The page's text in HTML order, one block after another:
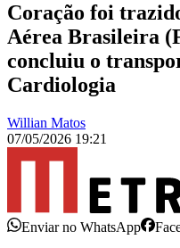
Coração foi
Aérea Brasileira
concluiu o
Cardiologia
Willian Matos
07/05/2026 19:21
Enviar no WhatsApp